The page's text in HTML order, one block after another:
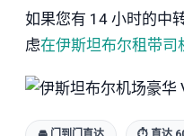
如果您有 14 小时的中
虑在伊斯坦布尔租带司